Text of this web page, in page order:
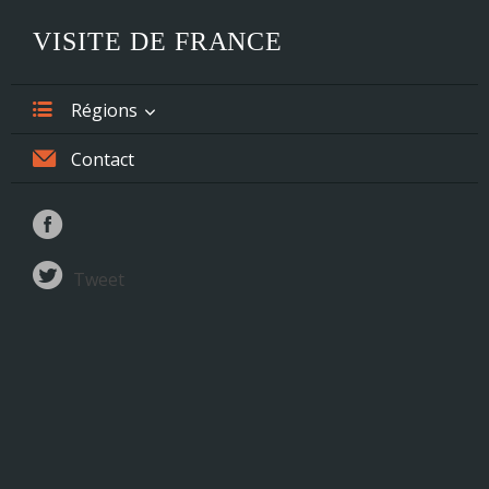
VISITE DE FRANCE
Régions
Alsace
Aquitaine
Basse-Normandie
Contact
Tweet